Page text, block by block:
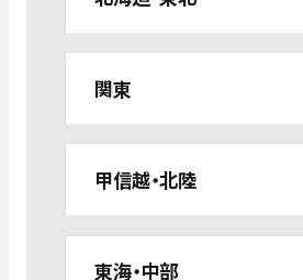
関東
甲信越・北陸
東海・中部